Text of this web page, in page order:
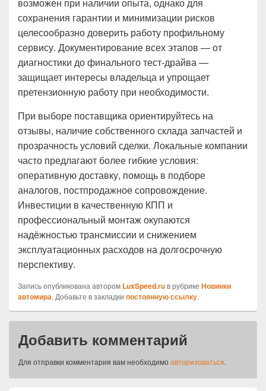
возможен при наличии опыта, однако для
сохранения гарантии и минимизации рисков
целесообразно доверить работу профильному
сервису. Документирование всех этапов — от
диагностики до финального тест-драйва —
защищает интересы владельца и упрощает
претензионную работу при необходимости.
При выборе поставщика ориентируйтесь на
отзывы, наличие собственного склада запчастей и
прозрачность условий сделки. Локальные компании
часто предлагают более гибкие условия:
оперативную доставку, помощь в подборе
аналогов, постпродажное сопровождение.
Инвестиции в качественную КПП и
профессиональный монтаж окупаются
надёжностью трансмиссии и снижением
эксплуатационных расходов на долгосрочную
перспективу.
Запись опубликована автором LuxSpeed.ruв рубрике Новинки
автомира. Добавьте в закладки постоянную ссылку.
Добавить комментарий
Для отправки комментария вам необходимо авторизоваться.